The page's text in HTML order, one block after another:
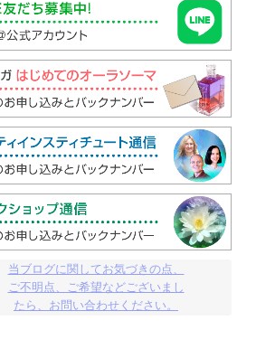
当ブログに関してお気づきの点、
ご不明点、ご希望などございまし
たら、お問い合わせください。